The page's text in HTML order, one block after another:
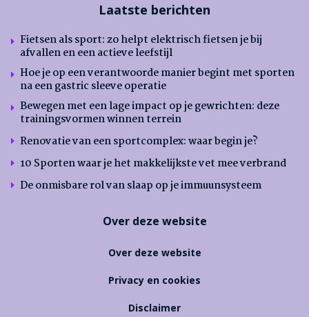
Laatste berichten
Fietsen als sport: zo helpt elektrisch fietsen je bij
afvallen en een actieve leefstijl
Hoe je op een verantwoorde manier begint met sporten
na een gastric sleeve operatie
Bewegen met een lage impact op je gewrichten: deze
trainingsvormen winnen terrein
Renovatie van een sportcomplex: waar begin je?
10 Sporten waar je het makkelijkste vet mee verbrand
De onmisbare rol van slaap op je immuunsysteem
Over deze website
Over deze website
Privacy en cookies
Disclaimer